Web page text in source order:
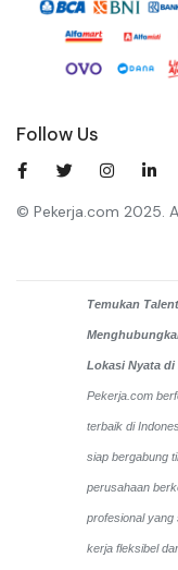
Follow Us
© Pekerja.com 2025.
Temukan
Lokasi Nyata di
Pekerja.com
terbaik di
siap bergabung
perusahaan
profesional yang
kerja fleksibel